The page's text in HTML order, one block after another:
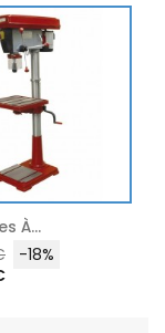
À...
-18%